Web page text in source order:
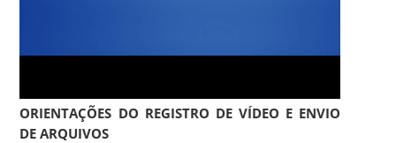
ORIENTAÇÕES DO REGISTRO DE VÍDEO E ENVIO
DE ARQUIVOS